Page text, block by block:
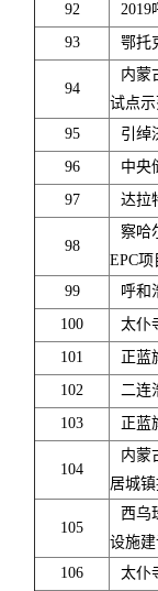
92
2019
93
鄂托
94
内蒙
试点
95
引绰
96
中央
97
达拉
98
察哈
EPC项
99
呼和
100
太仆
101
正蓝
102
二连
103
正蓝
104
内蒙
居城
105
西乌
设施
106
太仆